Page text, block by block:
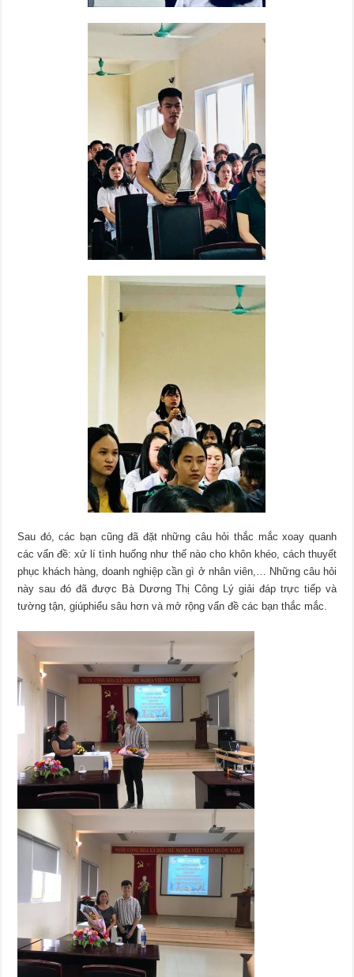
Sau đó, các bạn cũng đã đặt những câu hỏi thắc mắc xoay quanh
các vấn đề: xử lí tình huống như thế nào cho khôn khéo, cách thuyết
phục khách hàng, doanh nghiệp cần gì ở nhân viên,… Những câu hỏi
này sau đó đã được Bà Dương Thị Công Lý giải đáp trực tiếp và
tường tận, giúphiểu sâu hơn và mở rộng vấn đề các bạn thắc mắc.